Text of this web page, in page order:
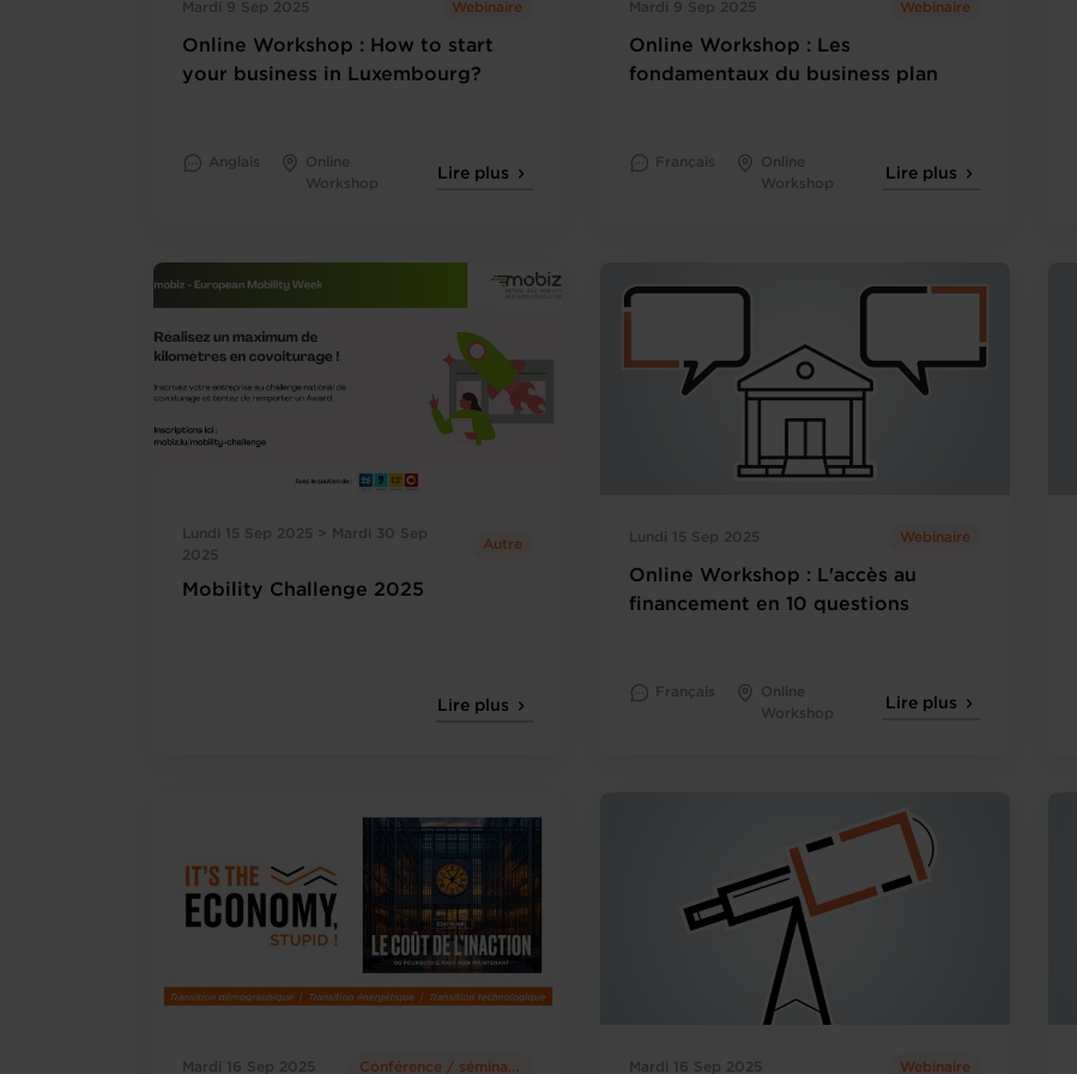
Mardi 9 Sep 2025 Webinaire
Online Workshop : How to start
your business in Luxembourg?
Anglais
Online
Workshop
Lire plus
Mardi 9 Sep 2025 Webinaire
Online Workshop : Les
fondamentaux du business plan
Français
Online
Workshop
Lire plus
Lundi 15 Sep 2025 > Mardi 30 Sep
2025
Autre
Mobility Challenge 2025
Lire plus
Lundi 15 Sep 2025 Webinaire
Online Workshop : L'accès au
financement en 10 questions
Français
Online
Workshop
Lire plus
Mardi 16 Sep 2025 Conférence / séminaire Mardi 16 Sep 2025 Webinaire